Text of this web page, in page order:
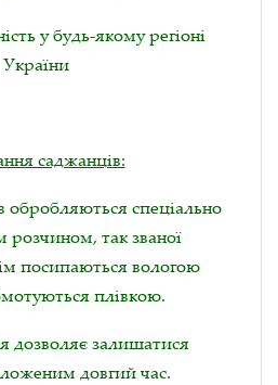
у будь-якому регіоні
України
саджанців:
обробляються спеціально
розчином, так званої
посипаються вологою
плівкою.
дозволяє залишатися
довгий час.